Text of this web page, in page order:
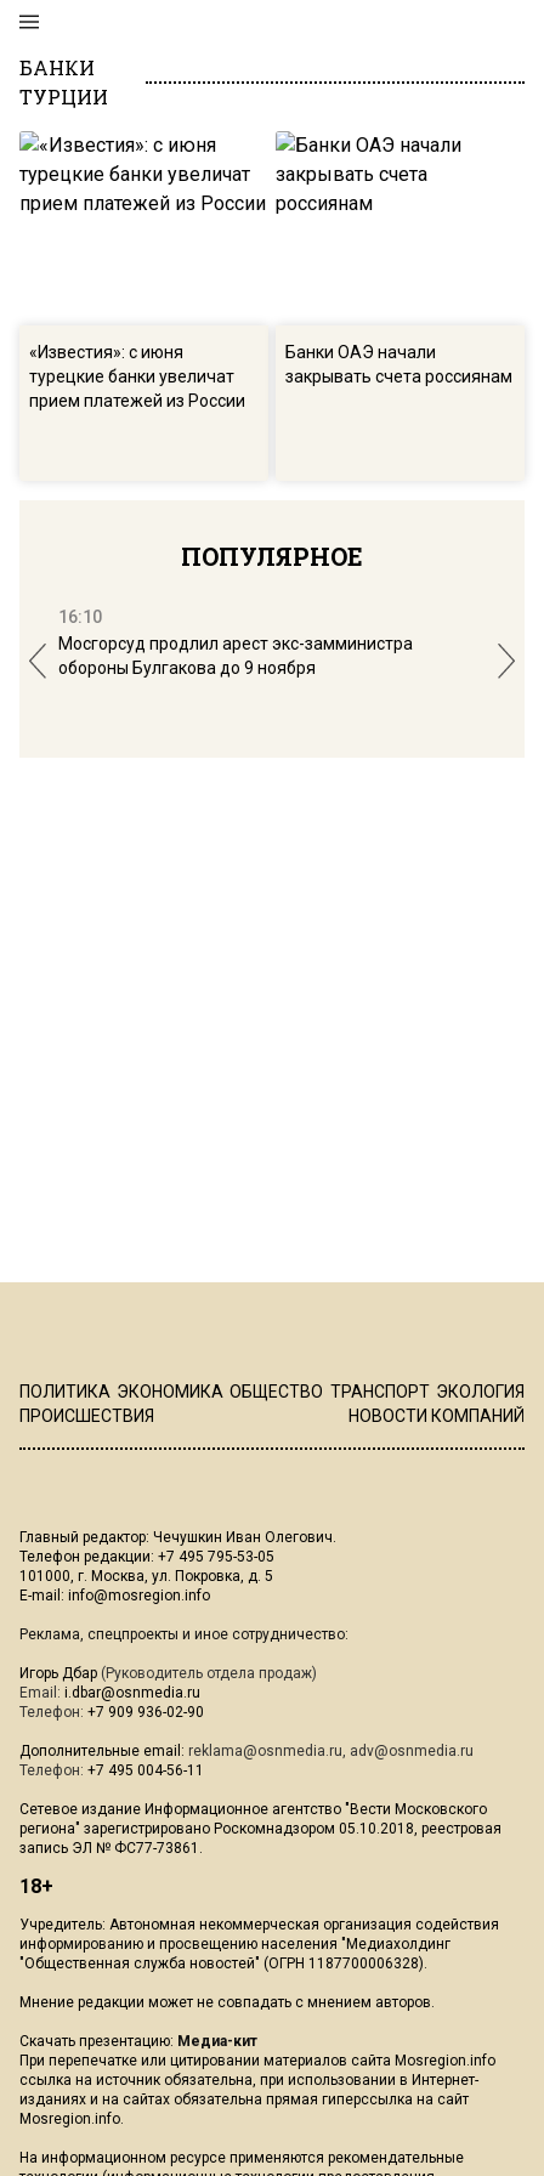
БАНКИ
ТУРЦИИ
«Известия»: с июня
турецкие банки увеличат
прием платежей из России
Банки ОАЭ начали
закрывать счета россиянам
ПОПУЛЯРНОЕ
16:10
Мосгорсуд продлил арест экс-замминистра
обороны Булгакова до 9 ноября
ПОЛИТИКА ЭКОНОМИКА ОБЩЕСТВО ТРАНСПОРТ ЭКОЛОГИЯ
ПРОИСШЕСТВИЯ
НОВОСТИ КОМПАНИЙ
Главный редактор: Чечушкин Иван Олегович.
Телефон редакции: +7 495 795-53-05
101000, г. Москва, ул. Покровка, д. 5
E-mail: info@mosregion.info
Реклама, спецпроекты и иное сотрудничество:
Игорь Дбар (Руководитель отдела продаж)
Email: i.dbar@osnmedia.ru
Телефон: +7 909 936-02-90
Дополнительные email: reklama@osnmedia.ru, adv@osnmedia.ru
Телефон: +7 495 004-56-11
Сетевое издание Информационное агентство "Вести Московского
региона" зарегистрировано Роскомнадзором 05.10.2018, реестровая
запись ЭЛ № ФС77-73861.
18+
Учредитель: Автономная некоммерческая организация содействия
информированию и просвещению населения "Медиахолдинг
"Общественная служба новостей" (ОГРН 1187700006328).
Мнение редакции может не совпадать с мнением авторов.
Скачать презентацию: Медиа-кит
При перепечатке или цитировании материалов сайта Mosregion.info
ссылка на источник обязательна, при использовании в Интернет-
изданиях и на сайтах обязательна прямая гиперссылка на сайт
Mosregion.info.
На информационном ресурсе применяются рекомендательные